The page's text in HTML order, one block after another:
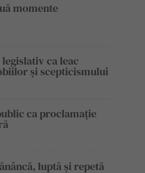
momente
ca leac
și scepticismului
ca proclamație
luptă și repetă